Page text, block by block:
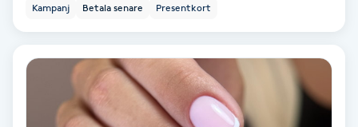
Taktil massage
Tandblekning
Kampanj Betala senare Presentkort